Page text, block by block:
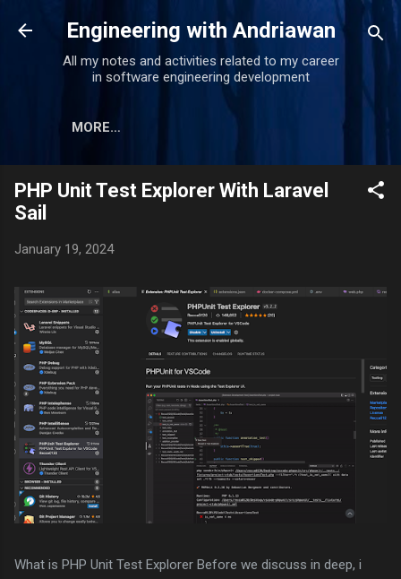
Skip to main content
Engineering with Andriawan
All my notes and activities related to my career
in software engineering development
MORE…
PHP Unit Test Explorer With Laravel
Sail
January 19, 2024
What is PHP Unit Test Explorer Before we discuss in deep, i